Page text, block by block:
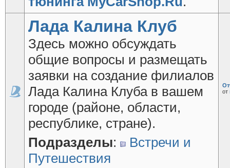
Лада Калина Клуб
Здесь можно обсуждать
общие вопросы и размещать
заявки на создание филиалов
Лада Калина Клуба в вашем
городе (районе, области,
республике, стране).
Подразделы:
Встречи и
Путешествия
от